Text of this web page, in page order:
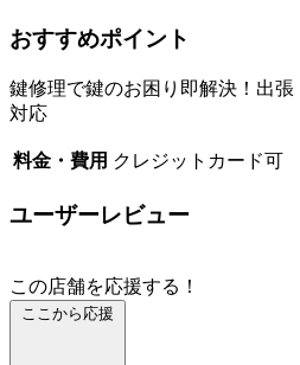
おすすめポイント
鍵修理で鍵のお困り即解決！出
対応
料金・費用 クレジットカード可
ユーザーレビュー
この店舗を応援する！
ここから応援